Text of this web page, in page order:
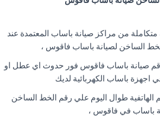
من مراكز صيانة باساب المعتمدة عند
الساخن لصيانة باساب فاقوس ،
صيانة باساب فاقوس فور حدوث اي عطل او
باساب الكهربائية لديك
الهاتفية طوال اليوم علي رقم الخط الساخن
باساب في فاقوس ،